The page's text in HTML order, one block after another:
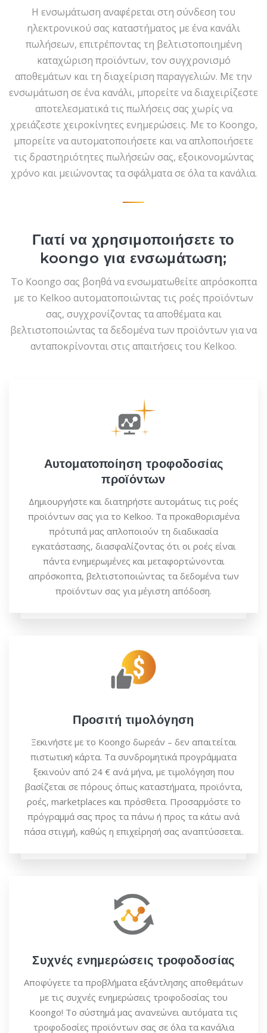
Η ενσωμάτωση αναφέρεται στη σύνδεση του
ηλεκτρονικού σας καταστήματος με ένα κανάλι
πωλήσεων, επιτρέποντας τη βελτιστοποιημένη
καταχώριση προϊόντων, τον συγχρονισμό
αποθεμάτων και τη διαχείριση παραγγελιών. Με την
ενσωμάτωση σε ένα κανάλι, μπορείτε να διαχειρίζεστε
αποτελεσματικά τις πωλήσεις σας χωρίς να
χρειάζεστε χειροκίνητες ενημερώσεις. Με το Koongo,
μπορείτε να αυτοματοποιήσετε και να απλοποιήσετε
τις δραστηριότητες πωλήσεών σας, εξοικονομώντας
χρόνο και μειώνοντας τα σφάλματα σε όλα τα κανάλια.
Γιατί να χρησιμοποιήσετε το
koongo για ενσωμάτωση;
Το Koongo σας βοηθά να ενσωματωθείτε απρόσκοπτα
με το Kelkoo αυτοματοποιώντας τις ροές προϊόντων
σας, συγχρονίζοντας τα αποθέματα και
βελτιστοποιώντας τα δεδομένα των προϊόντων για να
ανταποκρίνονται στις απαιτήσεις του Kelkoo.
Αυτοματοποίηση τροφοδοσίας
προϊόντων
Δημιουργήστε και διατηρήστε αυτομάτως τις ροές
προϊόντων σας για το Kelkoo. Τα προκαθορισμένα
πρότυπά μας απλοποιούν τη διαδικασία
εγκατάστασης, διασφαλίζοντας ότι οι ροές είναι
πάντα ενημερωμένες και μεταφορτώνονται
απρόσκοπτα, βελτιστοποιώντας τα δεδομένα των
προϊόντων σας για μέγιστη απόδοση.
Προσιτή τιμολόγηση
Ξεκινήστε με το Koongo δωρεάν – δεν απαιτείται
πιστωτική κάρτα. Τα συνδρομητικά προγράμματα
ξεκινούν από 24 € ανά μήνα, με τιμολόγηση που
βασίζεται σε πόρους όπως καταστήματα, προϊόντα,
ροές, marketplaces και πρόσθετα. Προσαρμόστε το
πρόγραμμά σας προς τα πάνω ή προς τα κάτω ανά
πάσα στιγμή, καθώς η επιχείρησή σας αναπτύσσεται.
Συχνές ενημερώσεις τροφοδοσίας
Αποφύγετε τα προβλήματα εξάντλησης αποθεμάτων
με τις συχνές ενημερώσεις τροφοδοσίας του
Koongo! Το σύστημά μας ανανεώνει αυτόματα τις
τροφοδοσίες προϊόντων σας σε όλα τα κανάλια